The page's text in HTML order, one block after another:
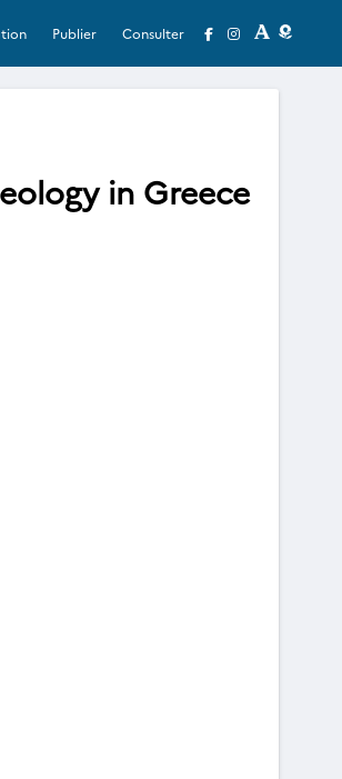
Publier Consulter
in Greece